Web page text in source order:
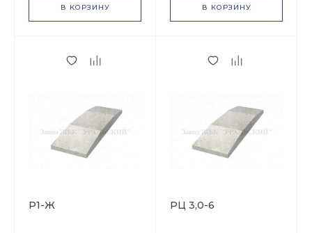
В КОРЗИНУ В КОРЗИНУ
Р1-Ж РЦ 3,0-6